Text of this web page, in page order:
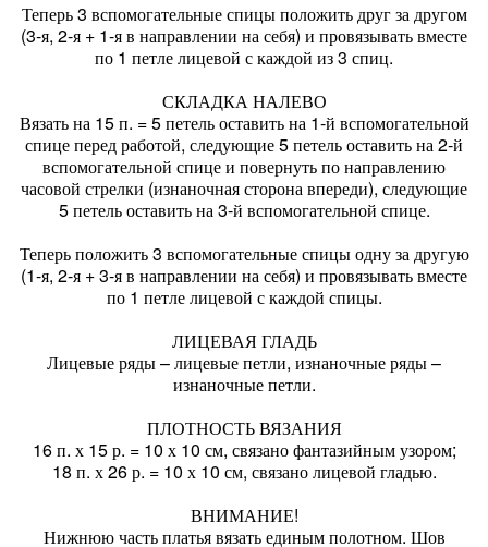
Теперь 3 вспомогательные спицы положить друг за другом
(3-я, 2-я + 1-я в направлении на себя) и провязывать вместе
по 1 петле лицевой с каждой из 3 спиц.
СКЛАДКА НАЛЕВО
Вязать на 15 п. = 5 петель оставить на 1-й вспомогательной
спице перед работой, следующие 5 петель оставить на 2-й
вспомогательной спице и повернуть по направлению
часовой стрелки (изнаночная сторона впереди), следующие
5 петель оставить на 3-й вспомогательной спице.
Теперь положить 3 вспомогательные спицы одну за другую
(1-я, 2-я + 3-я в направлении на себя) и провязывать вместе
по 1 петле лицевой с каждой спицы.
ЛИЦЕВАЯ ГЛАДЬ
Лицевые ряды – лицевые петли, изнаночные ряды –
изнаночные петли.
ПЛОТНОСТЬ ВЯЗАНИЯ
16 п. х 15 р. = 10 х 10 см, связано фантазийным узором;
18 п. х 26 р. = 10 х 10 см, связано лицевой гладью.
ВНИМАНИЕ!
Нижнюю часть платья вязать единым полотном. Шов